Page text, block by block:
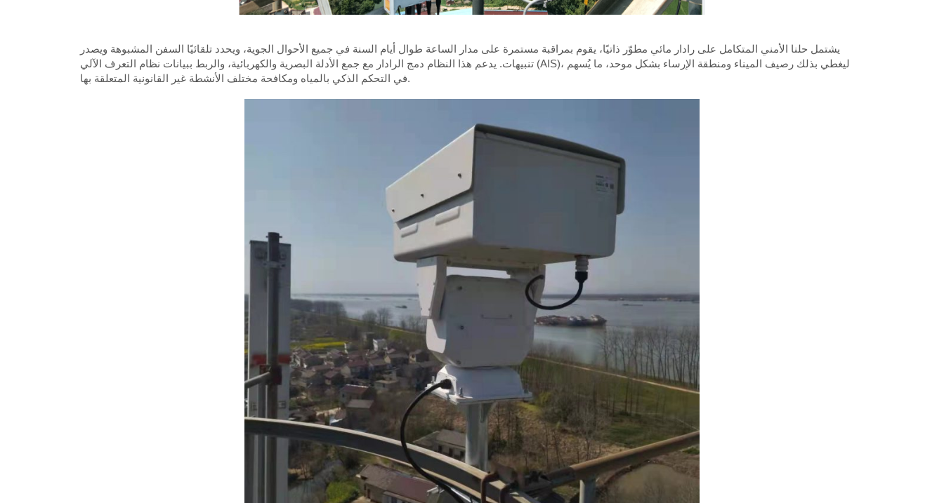
يشتمل حلنا الأمني المتكامل على رادار مائي مطوّر ذاتيًا، يقوم بمراقبة مستمرة على مدار الساعة طوال أيام السنة في جميع الأحوال الجوية، ويحدد تلقائيًا السفن المشبوهة ويصدر
تنبيهات. يدعم هذا النظام دمج الرادار مع جمع الأدلة البصرية والكهربائية، والربط ببيانات نظام التعرف الآلي (AIS)، ليغطي بذلك رصيف الميناء ومنطقة الإرساء بشكل موحد، ما يُسهم
في التحكم الذكي بالمياه ومكافحة مختلف الأنشطة غير القانونية المتعلقة بها.